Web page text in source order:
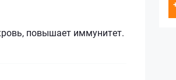
повышает иммунитет.